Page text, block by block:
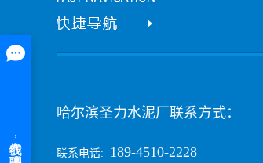
哈尔滨圣力水泥厂联系方式：
联系电话: 189-4510-2228